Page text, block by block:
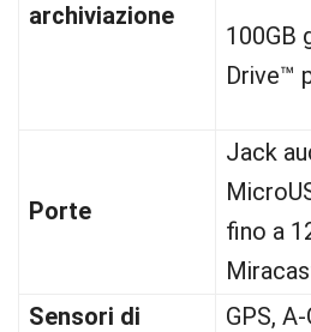
archiviazione
100GB
Drive™
Porte
Jack
fino a
Sensori di
GPS,